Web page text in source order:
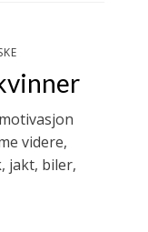
videre,
jakt, biler,